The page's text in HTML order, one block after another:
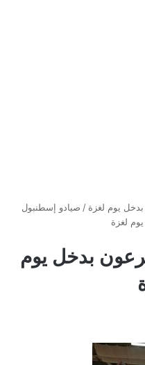
يوم لغزة / صيادو إسطنبول
لغزة
بدخل يوم